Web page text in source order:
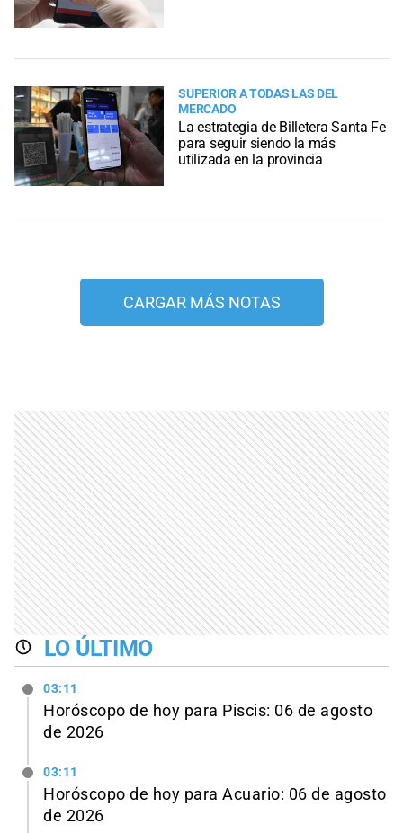
SUPERIOR A TODAS LAS DEL
MERCADO
La estrategia de Billetera Santa Fe
para seguir siendo la más
utilizada en la provincia
CARGAR MÁS NOTAS
LO ÚLTIMO
03:11
Horóscopo de hoy para Piscis: 06 de agosto
de 2026
03:11
Horóscopo de hoy para Acuario: 06 de agosto
de 2026